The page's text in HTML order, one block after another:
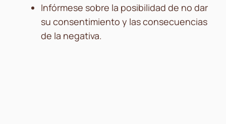
Infórmese sobre la posibilidad de no dar
su consentimiento y las consecuencias
de la negativa.